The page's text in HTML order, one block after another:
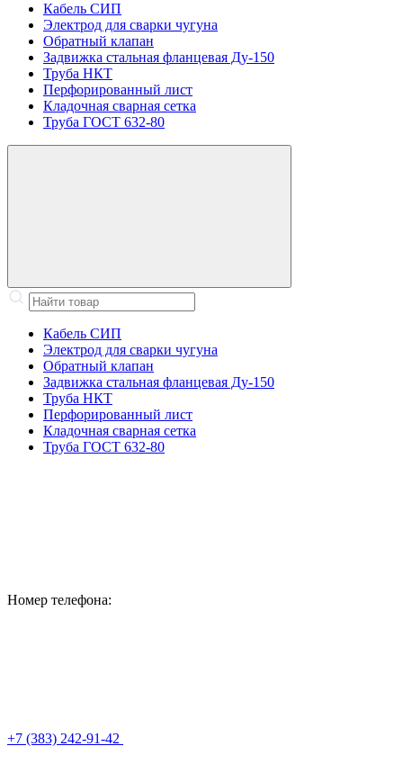
Кабель СИП
Электрод для сварки чугуна
Обратный клапан
Задвижка стальная фланцевая Ду-150
Труба НКТ
Перфорированный лист
Кладочная сварная сетка
Труба ГОСТ 632-80
Кабель СИП
Электрод для сварки чугуна
Обратный клапан
Задвижка стальная фланцевая Ду-150
Труба НКТ
Перфорированный лист
Кладочная сварная сетка
Труба ГОСТ 632-80
Номер телефона:
+7 (383) 242-91-42